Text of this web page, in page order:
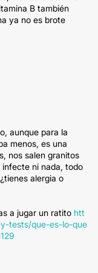
B también
ya no es brote
aunque para la
menos, es una
nos salen granitos
ni nada, todo
alergia o
a jugar un ratito htt
tests/que-es-lo-que